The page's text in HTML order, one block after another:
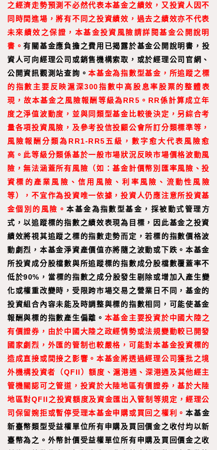
之經濟走勢預測不必然代表本基金之績效，又投資人因不
同時間進場，將有不同之投資績效，過去之績效亦不代表
未來績效之保證，本基金投資風險請詳閱基金公開說明
書。有關基金應負擔之費用已揭露於基金公開說明書，投
資人可向經理公司或銷售機構索取，或於經理公司官網、
公開資訊觀測站查詢。本基金為指數型基金，所追蹤之標
的指數主要反映滬深300指數中高股息率股票的整體表
現，故本基金之風險報酬等級為RR5。RR係計算成立年
度之淨值波動度，並與同類型基金比較後決定，另綜合考
量各項投資風險，及參考投信投顧公會所訂分類標準等，
風險報酬分類為RR1-RR5五級，數字愈大代表風險愈
高。此等級分類係基於一般市場狀況反映市場價格波動風
險，無法涵蓋所有風險（如：基金計價幣別匯率風險、投
資標的產業風險、信用風險、利率風險、流動性風險
等），不宜作為投資唯一依據，投資人仍應注意所投資基
金個別的風險。本基金為指數型基金，採被動式管理方
式，以追蹤標的指數之績效表現為目標，因此基金之投資
績效將視其追蹤之標的指數走勢而定，若標的指數價格波
動劇烈，本基金淨資產價值亦將隨之波動或下跌。本基金
所投資成分股檔數與所追蹤標的指數成分股檔數覆蓋率不
低於90%，當標的指數之成分股發生剔除或增加入產生變
化或權重改變時，受限跨市場交易之營業日不同，基金的
投資組合內容未能及時調整與標的指數相同，可能使基金
報酬與標的指數產生偏離。 本基金主要投資於中國大陸之
有價證券，由於中國大陸之政經情勢或法規變動較已開發
國家劇烈，外匯的管制也較嚴格，可能對本基金投資標的
造成直接或間接之影響。本基金將透過經理公司獲批之境
外機構投資者（QFII）額度、滬港通、深港通及其他經主
管機關認可之管道，投資於大陸地區有價證券，基於大陸
地區對QFII之投資額度及資金匯出入管制等規定，經理公
司保留婉拒或暫停受理本基金申購或買回之權利。本基金
新臺幣類型受益權單位所有申購及買回價金之收付均以新
臺幣為之。外幣計價受益權單位所有申購及買回價金之收